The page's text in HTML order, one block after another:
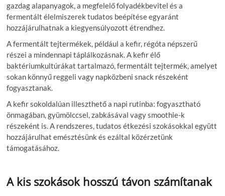
gazdag alapanyagok, a megfelelő folyadékbevitel és a
fermentált élelmiszerek tudatos beépítése egyaránt
hozzájárulhatnak a kiegyensúlyozott étrendhez.
A fermentált tejtermékek, például a kefir, régóta népszerű
részei a mindennapi táplálkozásnak. A kefir élő
baktériumkultúrákat tartalmazó, fermentált tejtermék, amelyet
sokan könnyű reggeli vagy napközbeni snack részeként
fogyasztanak.
A kefir sokoldalúan illeszthető a napi rutinba: fogyasztható
önmagában, gyümölccsel, zabkásával vagy smoothie-k
részeként is. A rendszeres, tudatos étkezési szokásokkal együtt
hozzájárulhat emésztésünk és ezáltal közérzetünk
támogatásához.
A kis szokások hosszú távon számítanak